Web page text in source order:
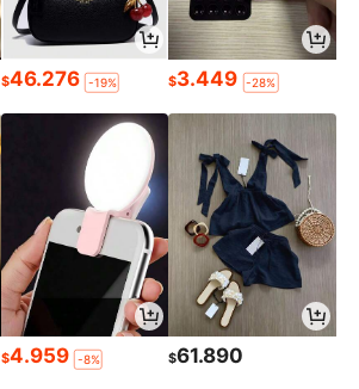
$46.276 -19% $3.449 -28%
$4.959 -8% $61.890